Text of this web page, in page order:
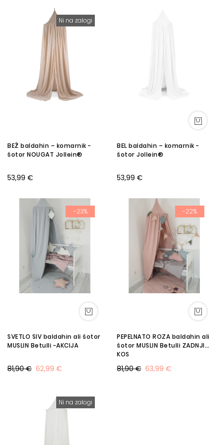
Ni na zalogi
BEŽ baldahin – komarnik -
šotor NOUGAT Jollein®
53,99 €
BEL baldahin – komarnik -
šotor Jollein®
53,99 €
-23%
SVETLO SIV baldahin ali šotor
MUSLIN Betulli -AKCIJA
62,99 €
81,90 €
-22%
PEPELNATO ROZA baldahin ali
šotor MUSLIN Betulli ZADNJI
KOS
63,99 €
81,90 €
Ni na zalogi